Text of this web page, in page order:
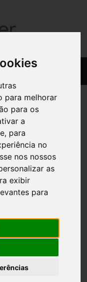
para melhorar
para os
a
, para
no
nos nossos
as
exibir
para